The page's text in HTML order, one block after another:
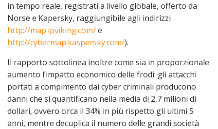
in tempo reale, registrati a livello globale, offerto da
Norse e Kapersky, raggiungibile agli indirizzi
http://map.ipviking.com/e
http://cybermap.kaspersky.com/).
Il rapporto sottolinea inoltre come sia in proporzionale
aumento l’impatto economico delle frodi: gli attacchi
portati a compimento dai cyber criminali producono
danni che si quantificano nella media di 2,7 milioni di
dollari, ovvero circa il 34% in più rispetto gli ultimi 5
anni, mentre decuplica il numero delle grandi società